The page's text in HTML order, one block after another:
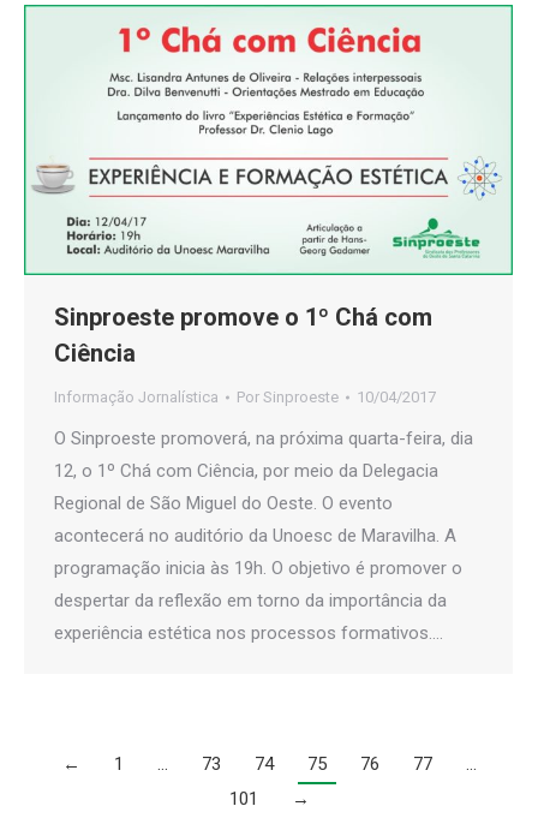
Sinproeste promove o 1º Chá com
Ciência
Informação Jornalística Por Sinproeste 10/04/2017
O Sinproeste promoverá, na próxima quarta-feira, dia
12, o 1º Chá com Ciência, por meio da Delegacia
Regional de São Miguel do Oeste. O evento
acontecerá no auditório da Unoesc de Maravilha. A
programação inicia às 19h. O objetivo é promover o
despertar da reflexão em torno da importância da
experiência estética nos processos formativos.…
← 1 … 73 74 75 76 77
…
101
→